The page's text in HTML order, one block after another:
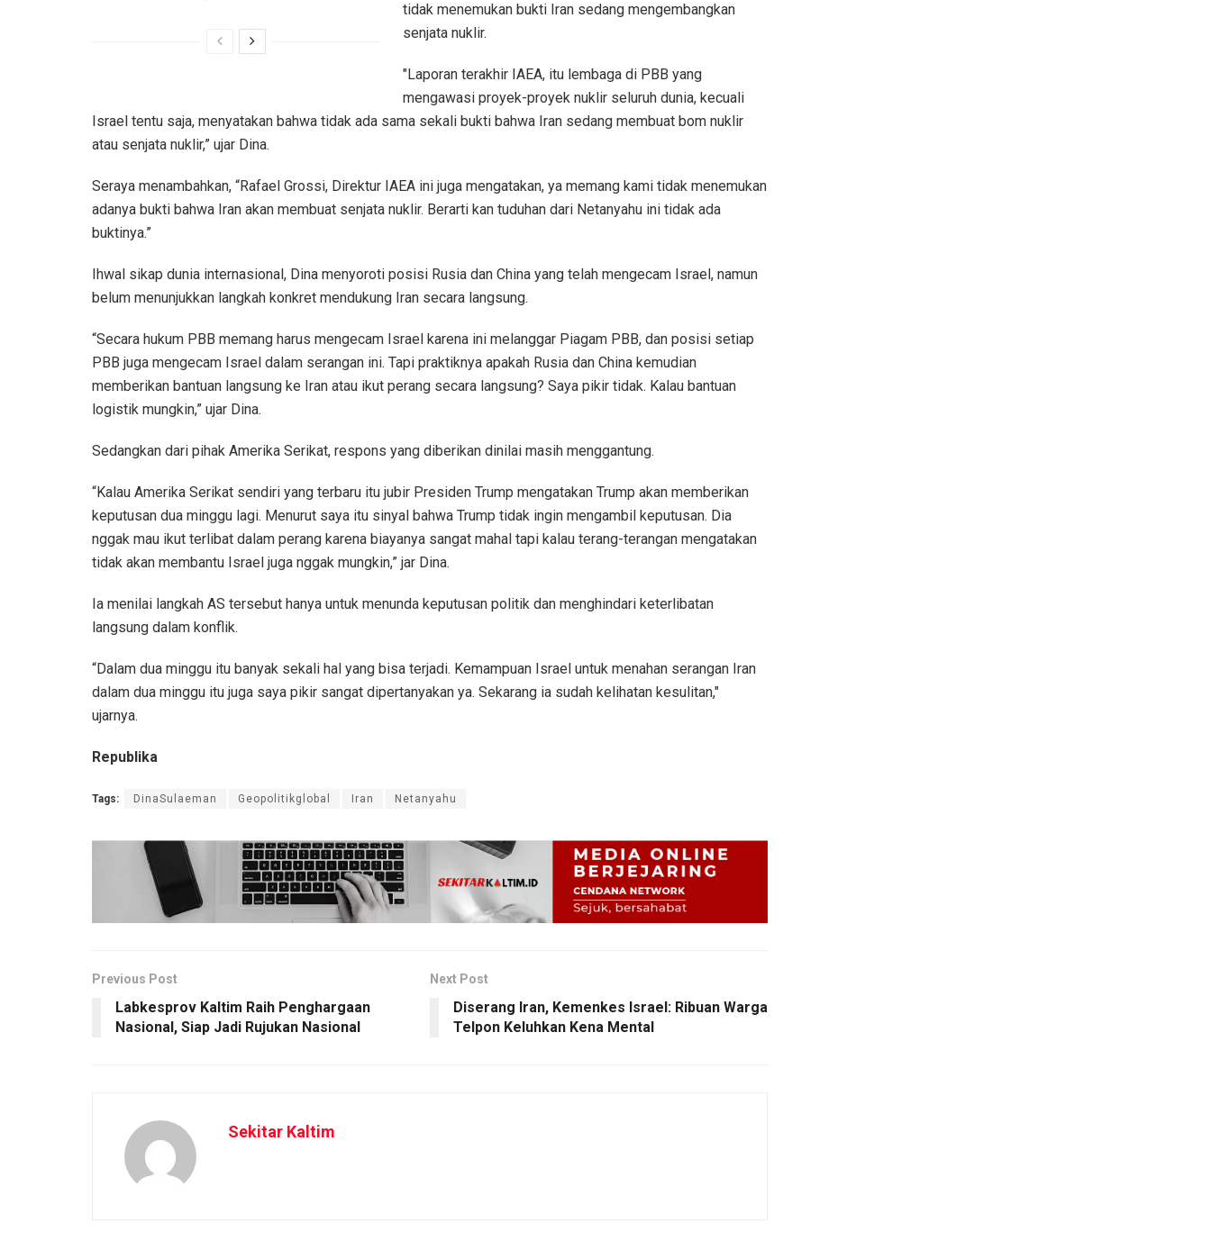
tidak menemukan bukti Iran sedang mengembangkan
senjata nuklir.
"Laporan terakhir IAEA, itu lembaga di PBB yang
mengawasi proyek-proyek nuklir seluruh dunia, kecuali
Israel tentu saja, menyatakan bahwa tidak ada sama sekali bukti bahwa Iran sedang membuat bom nuklir
atau senjata nuklir,” ujar Dina.
Seraya menambahkan, “Rafael Grossi, Direktur IAEA ini juga mengatakan, ya memang kami tidak menemukan
adanya bukti bahwa Iran akan membuat senjata nuklir. Berarti kan tuduhan dari Netanyahu ini tidak ada
buktinya.”
Ihwal sikap dunia internasional, Dina menyoroti posisi Rusia dan China yang telah mengecam Israel, namun
belum menunjukkan langkah konkret mendukung Iran secara langsung.
“Secara hukum PBB memang harus mengecam Israel karena ini melanggar Piagam PBB, dan posisi setiap
PBB juga mengecam Israel dalam serangan ini. Tapi praktiknya apakah Rusia dan China kemudian
memberikan bantuan langsung ke Iran atau ikut perang secara langsung? Saya pikir tidak. Kalau bantuan
logistik mungkin,” ujar Dina.
Sedangkan dari pihak Amerika Serikat, respons yang diberikan dinilai masih menggantung.
“Kalau Amerika Serikat sendiri yang terbaru itu jubir Presiden Trump mengatakan Trump akan memberikan
keputusan dua minggu lagi. Menurut saya itu sinyal bahwa Trump tidak ingin mengambil keputusan. Dia
nggak mau ikut terlibat dalam perang karena biayanya sangat mahal tapi kalau terang-terangan mengatakan
tidak akan membantu Israel juga nggak mungkin,” jar Dina.
Ia menilai langkah AS tersebut hanya untuk menunda keputusan politik dan menghindari keterlibatan
langsung dalam konflik.
“Dalam dua minggu itu banyak sekali hal yang bisa terjadi. Kemampuan Israel untuk menahan serangan Iran
dalam dua minggu itu juga saya pikir sangat dipertanyakan ya. Sekarang ia sudah kelihatan kesulitan,"
ujarnya.
Republika
Tags: DinaSulaeman Geopolitikglobal Iran Netanyahu
Previous Post
Labkesprov Kaltim Raih Penghargaan
Nasional, Siap Jadi Rujukan Nasional
Next Post
Diserang Iran, Kemenkes Israel: Ribuan Warga
Telpon Keluhkan Kena Mental
Sekitar Kaltim